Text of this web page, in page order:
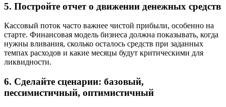
5. Постройте отчет о движении денежных средств
Кассовый поток часто важнее чистой прибыли, особенно на
старте. Финансовая модель бизнеса должна показывать, когда
нужны вливания, сколько осталось средств при заданных
темпах расходов и какие месяцы будут критическими для
ликвидности.
6. Сделайте сценарии: базовый,
пессимистичный, оптимистичный